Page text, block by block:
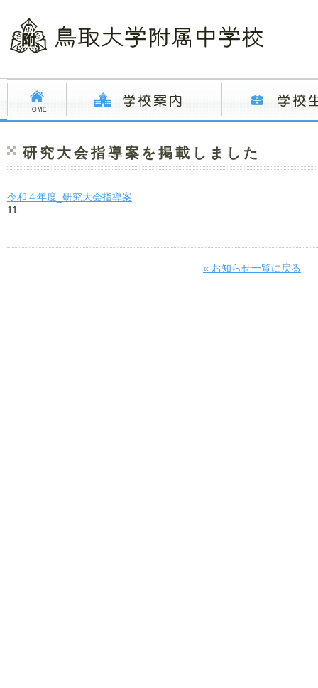
研究大会指導案を掲載しました
令和４年度_研究大会指導案
11
« お知らせ一覧に戻る